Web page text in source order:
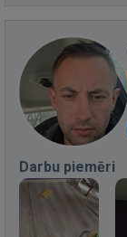
Darbu piemēri